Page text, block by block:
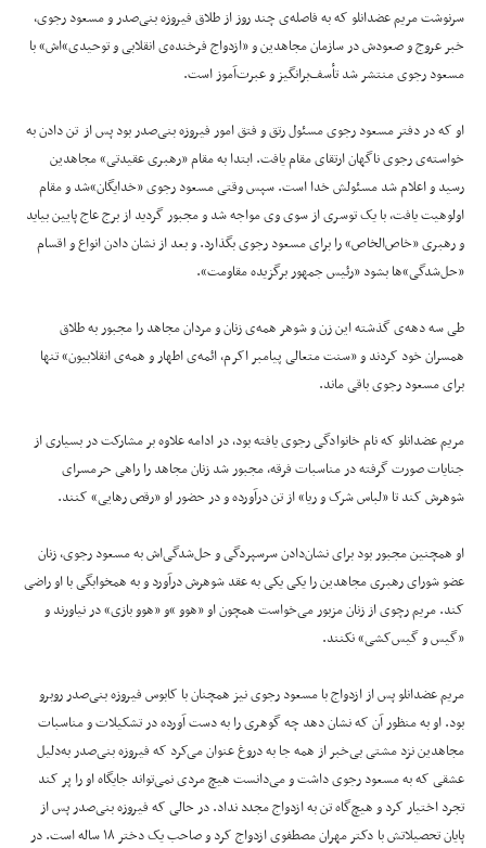
سرنوشت مریم عضدانلو که به فاصله‌ی چند روز از طلاق فیروزه بنی‌صدر و مسعود رجوی،
خبر عروج و صعودش در سازمان مجاهدین و «ازدواج فرخنده‌‌ی انقلابی و توحید‌ی‌»‌اش» با
مسعود رجوی منتشر شد تأسف‌برانگیز و عبرت‌آموز است.
او که در دفتر مسعود رجوی مسئول رتق و فتق امور فیروزه بنی‌صدر بود پس از تن دادن به
خواسته‌ی رجوی ناگهان ارتقای مقام یافت. ابتدا به مقام «رهبری عقیدتی» مجاهدین
رسید و اعلام شد مسئولش خدا است. سپس وقتی مسعود رجوی «خدایگان»‌شد و مقام
اولوهیت یافت، با یک توسری از سوی وی مواجه شد و مجبور گردید از برج عاج پایین بیاید
و رهبری «خاص‌الخاص»‌ را برای مسعود رجوی بگذارد. و بعد از نشان دادن انواع و اقسام
«حل‌شدگی»‌ها بشود «رئیس جمهور برگزیده مقاومت».
طی سه دهه‌ی گذشته این زن و شوهر همه‌ی زنان و مردان مجاهد را مجبور به طلاق
همسران خود کردند و «سنت متعالی پیامبر اکرم، ائمه‌ی اطهار و همه‌ی انقلابیون» تنها
برای مسعود رجوی باقی ماند.
مریم عضدانلو که نام خانوادگی رجوی یافته بود، در ادامه علاوه بر مشارکت در بسیاری از
جنایات صورت گرفته در مناسبات فرقه، مجبور شد زنان مجاهد را راهی حرمسرای
شوهرش کند تا «لباس شرک و ریا»‌ از تن درآورده و در حضور او «رقص رهایی» کنند.
او همچنین مجبور بود برای نشان‌دادن سرسپردگی و حل‌شدگی‌اش به مسعود رجوی، زنان
عضو شورای رهبری مجاهدین را یکی یکی به عقد شوهرش درآورد و به همخوابگی با او راضی
کند. مریم رچوی از زنان مزبور می‌خواست همچون او «هوو »‌و «هوو بازی»‌ در نیاورند و
«گیس و گیس‌کشی» نکنند.
مریم عضدانلو پس از ازدواج با مسعود رجوی نیز همچنان با کابوس فیروزه بنی‌صدر روبرو
بود. او به منظور آن که نشان دهد چه گوهری را به دست آورده در تشکیلات و مناسبات
مجاهدین نزد مشتی بی‌خبر از همه جا به دروغ عنوان می‌کرد که فیروزه بنی‌صدر به‌دلیل
عشقی که به مسعود رجوی داشت و می‌‌دانست هیچ مردی نمی‌تواند جایگاه او را پر کند
تجرد اختیار کرد و هیچ‌گاه تن به ازدواج مجدد نداد. در حالی که فیروزه بنی‌صدر پس از
پایان تحصیلاتش با دکتر مهران مصطفوی ازدواج کرد و صاحب یک دختر ۱۸ ساله است. در